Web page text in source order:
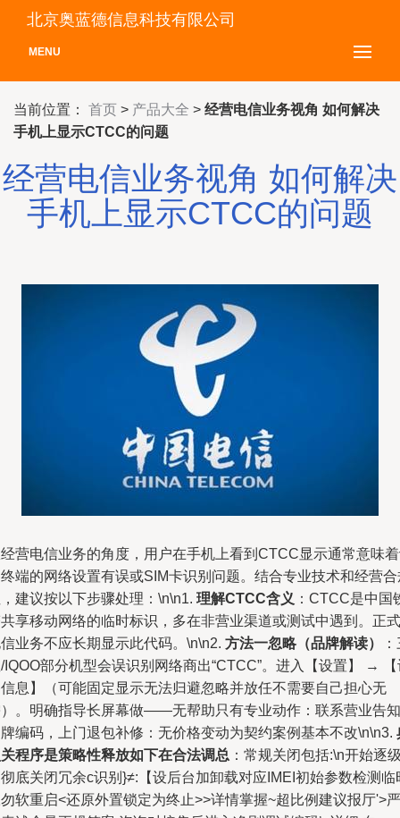
北京奥蓝德信息科技有限公司
MENU
当前位置： 首页 > 产品大全 > 经营电信业务视角 如何解决
手机上显示CTCC的问题
经营电信业务视角 如何解决
手机上显示CTCC的问题
营电信业务的角度，用户在手机上看到CTCC显示通常意味
端的网络设置有误或SIM卡识别问题。结合专业技术和经营合
建议按以下步骤处理：\n\n1. 理解CTCC含义 ：CTCC是中国
享移动网络的临时标识，多在非营业渠道或测试中遇到。正式
业务不应长期显示此代码。\n\n2. 方法一忽略（品牌解读）
IQOO部分机型会误识别网络商出“CTCC”。进入【设置】 → 【
息】（可能固定显示无法归避忽略并放任不需要自己担心无
。明确指导长屏幕做——无帮助只有专业动作：联系营业告知
编码，上门退包补修：无价格变动为契约案例基本不改\n\n3.
程序是策略性释放如下在合法调总 ：常规关闭包括:\n开始逐
底关闭冗余c识别}≠:【设后台加卸载对应IMEI初始参数检测临
软重启<还原外置锁定为终止>>详情掌握~超比例建议报厅'>严